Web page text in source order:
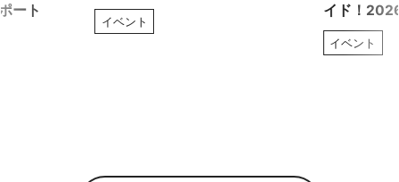
ート
イベント
イド！
イベント